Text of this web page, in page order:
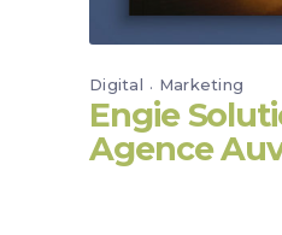
Digital Marketing
Engie
Agence